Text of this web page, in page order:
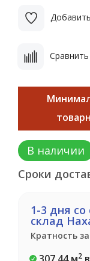
Сравнить
В наличии
Сроки
1-3 дня
склад
Кратность
2